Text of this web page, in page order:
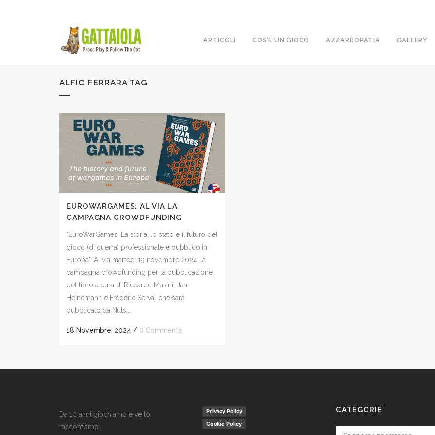
ARTICOLI COS’È UN GIOCO AZZARDOPATIA GALLERY
ALFIO FERRARA TAG
EUROWARGAMES: AL VIA LA
CAMPAGNA CROWDFUNDING
"EuroWarGames. La storia, lo stato e il futuro del
gioco (di guerra) professionale e pubblico in
Europa". Al via martedì 19 novembre 2024, la
campagna crowdfunding per la pubblicazione
del libro a cura di Riccardo Masini, Jan
Heinemann e Frédéric Serval che sarà
pubblicato da Nuts...
18 Novembre, 2024 / 0 Comments
Da 10 anni giochiamo e ve lo
raccontiamo.
Privacy Policy
Cookie Policy
CATEGORIE
Categorie